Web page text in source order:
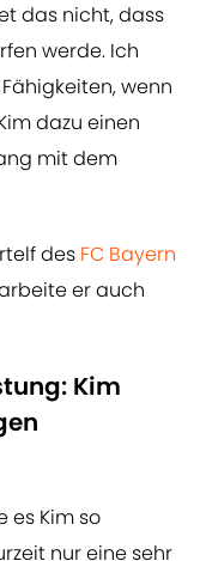
das nicht, dass
werde. Ich
wenn
dazu einen
mit dem
des FC Bayern
er auch
Kim
es Kim so
nur eine sehr